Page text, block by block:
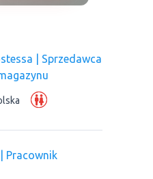
| Sprzedawca
Рracownik